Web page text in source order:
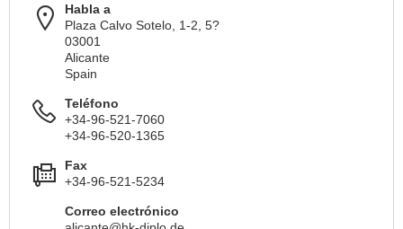
Habla a
Plaza Calvo Sotelo, 1-2, 5?
03001
Alicante
Spain
Teléfono
+34-96-521-7060
+34-96-520-1365
Fax
+34-96-521-5234
Correo electrónico